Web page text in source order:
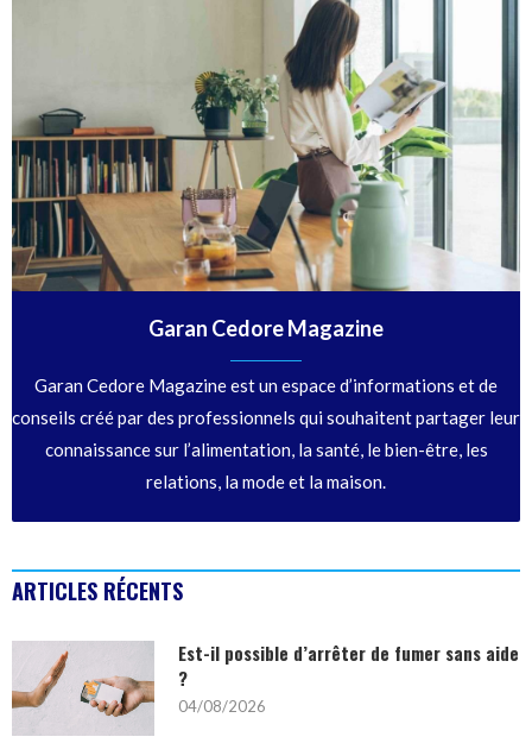
Garan Cedore Magazine
Garan Cedore Magazine est un espace d’informations et de
conseils créé par des professionnels qui souhaitent partager leur
connaissance sur l’alimentation, la santé, le bien-être, les
relations, la mode et la maison.
ARTICLES RÉCENTS
Est-il possible d’arrêter de fumer sans aide
?
04/08/2026